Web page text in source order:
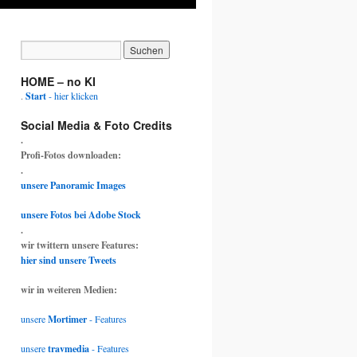
HOME – no KI
. Start- hier klicken
Social Media & Foto Credits
.
Profi-Fotos downloaden:
.
unsere Panoramic Images
unsere Fotos bei Adobe Stock
.
wir twittern unsere Features:
hier sind unsere Tweets
wir in weiteren Medien:
unsereMortimer- Features
unseretravmedia- Features